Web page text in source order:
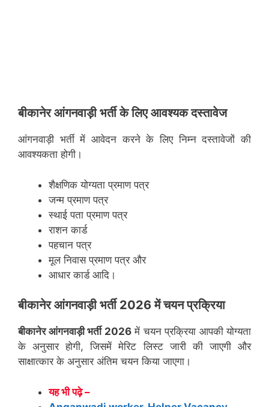
बीकानेरआंगनवाड़ी भर्ती के लिए आवश्यक दस्तावेज
आंगनवाड़ी भर्ती में आवेदन करने के लिए निम्न दस्तावेजों की
आवश्यकता होगी।
शैक्षणिक योग्यता प्रमाण पत्र
जन्म प्रमाण पत्र
स्थाई पता प्रमाण पत्र
राशन कार्ड
पहचान पत्र
मूल निवास प्रमाण पत्र और
आधार कार्ड आदि।
बीकानेरआंगनवाड़ी भर्ती 2026 में चयन प्रक्रिया
बीकानेरआंगनवाड़ी भर्ती 2026में चयन प्रक्रिया आपकी योग्यता
के अनुसार होगी, जिसमें मेरिट लिस्ट जारी की जाएगी और
साक्षात्कार के अनुसार अंतिम चयन किया जाएगा।
यह भी पढ़े –